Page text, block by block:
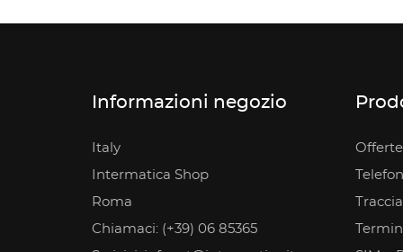
Informazioni negozio
Italy
Intermatica Shop
Roma
Chiamaci: (+39) 06 85365
Offerte